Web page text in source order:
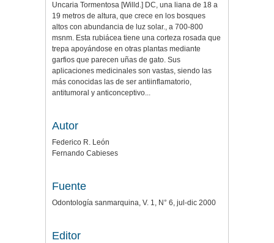
Uncaria Tormentosa [Willd.] DC, una liana de 18 a
19 metros de altura, que crece en los bosques
altos con abundancia de luz solar., a 700-800
msnm. Esta rubiácea tiene una corteza rosada que
trepa apoyándose en otras plantas mediante
garfios que parecen uñas de gato. Sus
aplicaciones medicinales son vastas, siendo las
más conocidas las de ser antiinflamatorio,
antitumoral y anticonceptivo...
Autor
Federico R. León
Fernando Cabieses
Fuente
Odontología sanmarquina, V. 1, N° 6, jul-dic 2000
Editor